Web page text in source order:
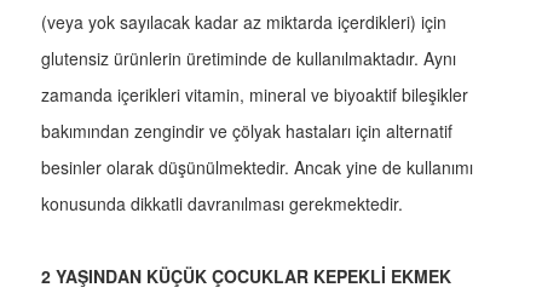
(veya yok sayılacak kadar az miktarda içerdikleri) için
glutensiz ürünlerin üretiminde de kullanılmaktadır. Aynı
zamanda içerikleri vitamin, mineral ve biyoaktif bileşikler
bakımından zengindir ve çölyak hastaları için alternatif
besinler olarak düşünülmektedir. Ancak yine de kullanımı
konusunda dikkatli davranılması gerekmektedir.
2 YAŞINDAN KÜÇÜK ÇOCUKLAR KEPEKLİ EKMEK